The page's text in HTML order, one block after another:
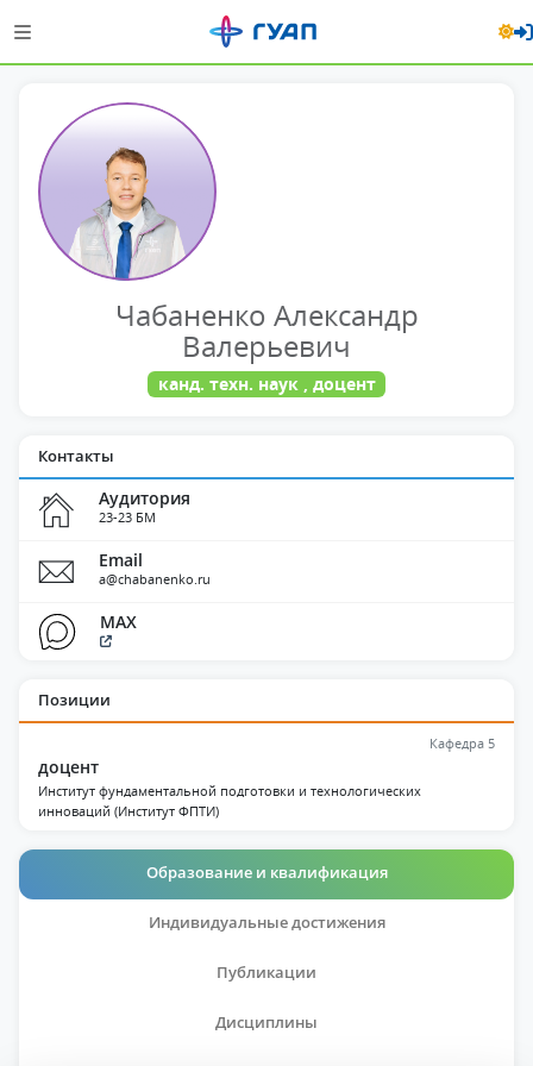
Чабаненко Александр
Валерьевич
канд. техн. наук , доцент
Контакты
Аудитория
23-23 БМ
Email
a@chabanenko.ru
MAX
Позиции
Кафедра 5
доцент
Институт фундаментальной подготовки и технологических
инноваций (Институт ФПТИ)
Образование и квалификация
Индивидуальные достижения
Публикации
Дисциплины